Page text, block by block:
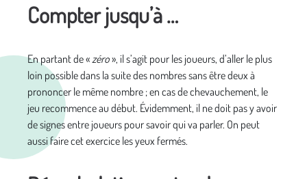
Compter jusqu’à …
En partant de «zéro», il s’agit pour les joueurs, d’aller le plus
loin possible dans la suite des nombres sans être deux à
prononcer le même nombre ; en cas de chevauchement, le
jeu recommence au début. Évidemment, il ne doit pas y avoir
de signes entre joueurs pour savoir qui va parler. On peut
aussi faire cet exercice les yeux fermés.